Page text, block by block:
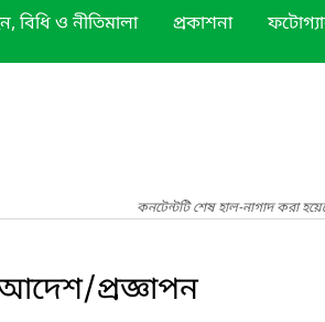
বিধি ও নীতিমালা প্রকাশনা
কনটেন্টটি শেষ হাল-নাগাদ করা
আদেশ/প্রজ্ঞাপন